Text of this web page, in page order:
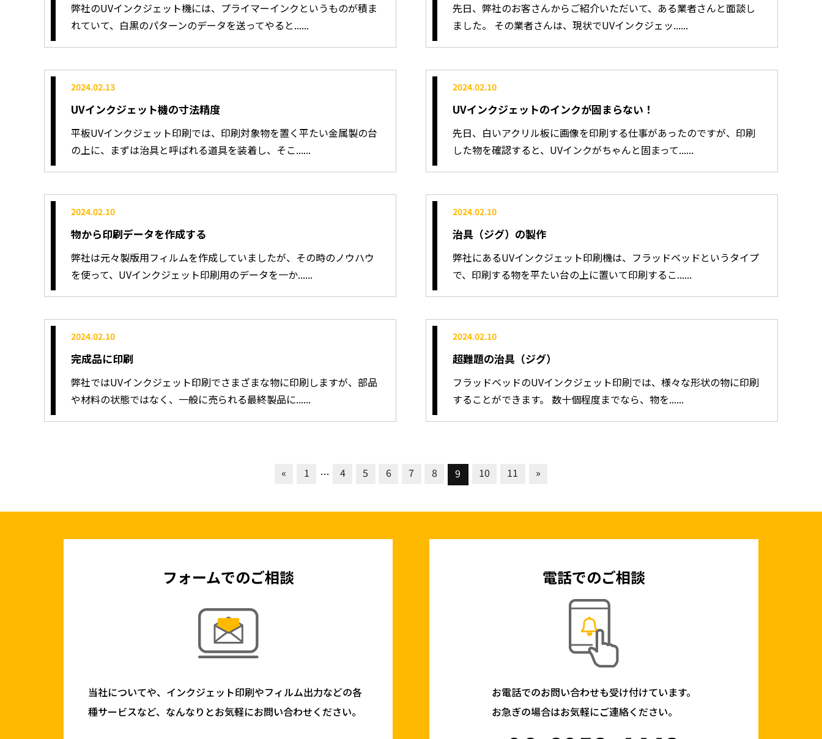
弊社のUVインクジェット機には、プライマーインクというものが積ま
れていて、白黒のパターンのデータを送ってやると......
先日、弊社のお客さんからご紹介いただいて、ある業者さんと面談し
ました。 その業者さんは、現状でUVインクジェッ......
2024.02.13
UVインクジェット機の寸法精度
平板UVインクジェット印刷では、印刷対象物を置く平たい金属製の台
の上に、まずは治具と呼ばれる道具を装着し、そこ......
2024.02.10
UVインクジェットのインクが固まらない！
先日、白いアクリル板に画像を印刷する仕事があったのですが、印刷
した物を確認すると、UVインクがちゃんと固まって......
2024.02.10
物から印刷データを作成する
弊社は元々製版用フィルムを作成していましたが、その時のノウハウ
を使って、UVインクジェット印刷用のデータを一か......
2024.02.10
治具（ジグ）の製作
弊社にあるUVインクジェット印刷機は、フラッドベッドというタイプ
で、印刷する物を平たい台の上に置いて印刷するこ......
2024.02.10
完成品に印刷
弊社ではUVインクジェット印刷でさまざまな物に印刷しますが、部品
や材料の状態ではなく、一般に売られる最終製品に......
2024.02.10
超難題の治具（ジグ）
フラッドベッドのUVインクジェット印刷では、様々な形状の物に印刷
することができます。 数十個程度までなら、物を......
« 1 … 4 5 6 7 8 9 10 11 »
フォームでのご相談
当社についてや、インクジェット印刷やフィルム出力などの各
種サービスなど、なんなりとお気軽にお問い合わせください。
電話でのご相談
お電話でのお問い合わせも受け付けています。
お急ぎの場合はお気軽にご連絡ください。